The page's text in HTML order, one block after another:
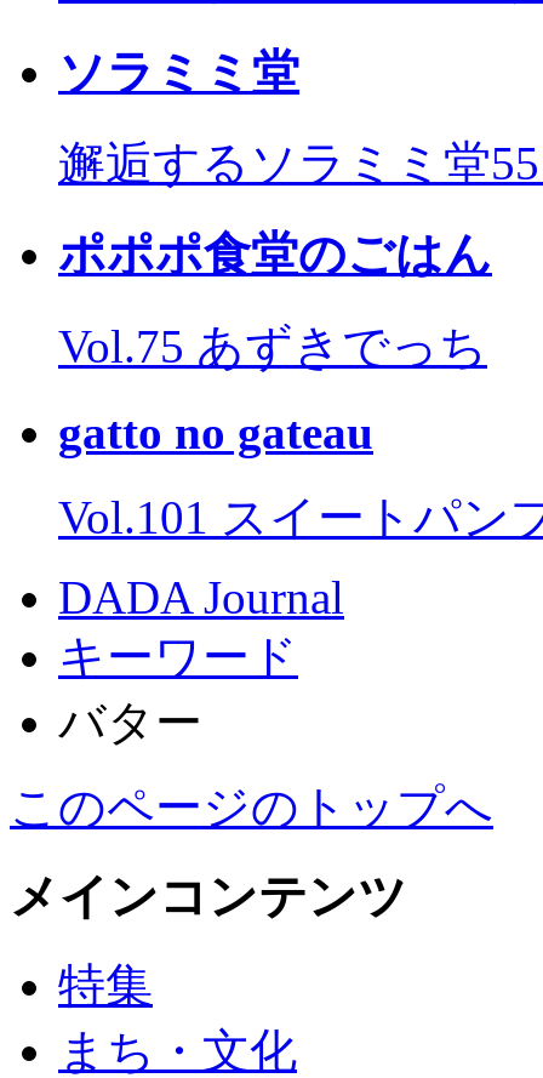
ソラミミ堂
邂逅するソラミミ堂
ポポポ食堂のごはん
Vol.75 あずきでっち
gatto no gateau
Vol.101 スイートパン
DADA Journal
キーワード
バター
このページのトップへ
メインコンテンツ
特集
まち・文化